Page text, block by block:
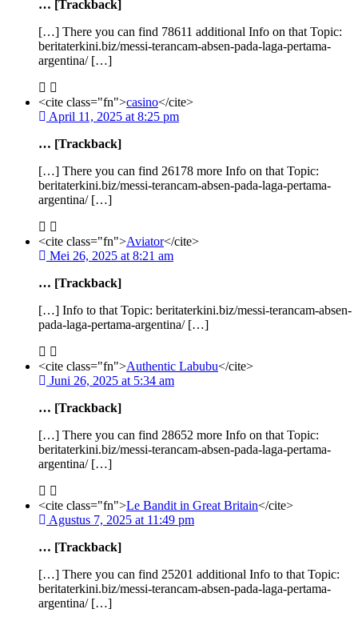
… [Trackback]
[…] There you can find 78611 additional Info on that Topic:
beritaterkini.biz/messi-terancam-absen-pada-laga-pertama-
argentina/ […]
<cite class="fn">casino</cite>
April 11, 2025 at 8:25 pm
… [Trackback]
[…] There you can find 26178 more Info on that Topic:
beritaterkini.biz/messi-terancam-absen-pada-laga-pertama-
argentina/ […]
<cite class="fn">Aviator</cite>
Mei 26, 2025 at 8:21 am
… [Trackback]
[…] Info to that Topic: beritaterkini.biz/messi-terancam-absen-
pada-laga-pertama-argentina/ […]
<cite class="fn">Authentic Labubu</cite>
Juni 26, 2025 at 5:34 am
… [Trackback]
[…] There you can find 28652 more Info on that Topic:
beritaterkini.biz/messi-terancam-absen-pada-laga-pertama-
argentina/ […]
<cite class="fn">Le Bandit in Great Britain</cite>
Agustus 7, 2025 at 11:49 pm
… [Trackback]
[…] There you can find 25201 additional Info to that Topic:
beritaterkini.biz/messi-terancam-absen-pada-laga-pertama-
argentina/ […]